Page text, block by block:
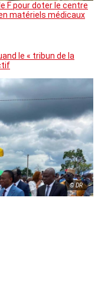
F pour doter le centre
en matériels médicaux
le « tribun de la
© DR